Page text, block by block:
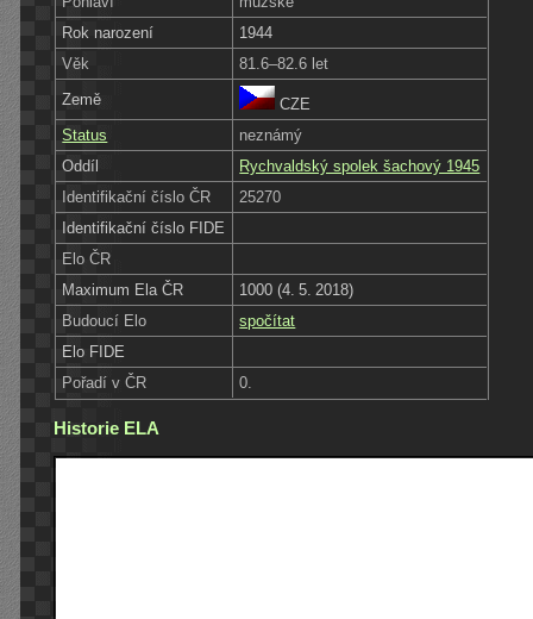
Rok narození
1944
Věk
81.6–82.6 let
Země
CZE
Status
neznámý
Oddíl
Rychvaldský spolek šachový 1945
Identifikační číslo ČR
25270
Identifikační číslo FIDE
Elo ČR
Maximum Ela ČR
1000 (4. 5. 2018)
Budoucí Elo
spočítat
Elo FIDE
Pořadí v ČR
0.
Historie ELA